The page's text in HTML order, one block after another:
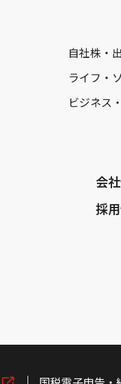
自社株・
ライフ・
ビジネス
会
採